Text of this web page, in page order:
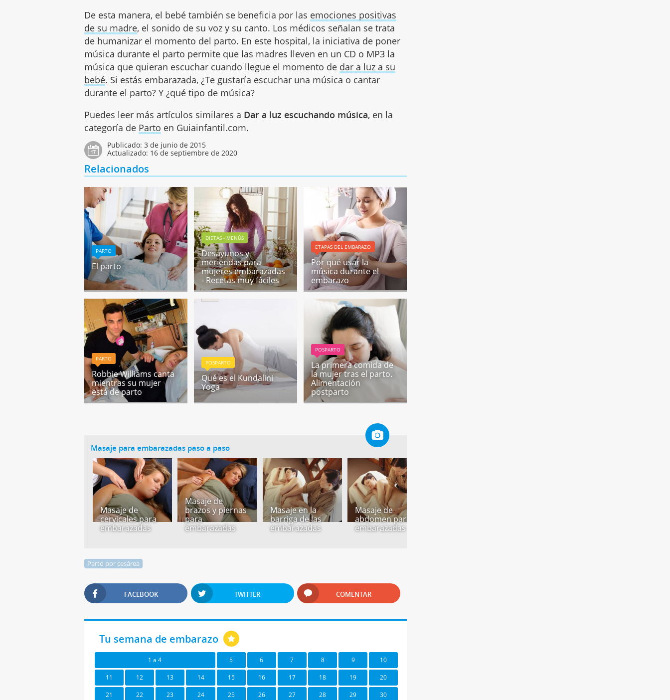
De esta manera, el bebé también se beneficia por las emociones positivas
de su madre, el sonido de su voz y su canto. Los médicos señalan se trata
de humanizar el momento del parto. En este hospital, la iniciativa de poner
música durante el parto permite que las madres lleven en un CD o MP3 la
música que quieran escuchar cuando llegue el momento de dar a luz a su
bebé. Si estás embarazada, ¿Te gustaría escuchar una música o cantar
durante el parto? Y ¿qué tipo de música?
Puedes leer más artículos similares a Dar a luz escuchando música, en la
categoría de Parto en Guiainfantil.com.
Publicado:3 de junio de 2015
Actualizado: 16 de septiembre de 2020
Relacionados
PARTO
El parto
DIETAS - MENÚS
Desayunos y
meriendas para
mujeres embarazadas
- Recetas muy fáciles
ETAPAS DEL EMBARAZO
Por qué usar la
música durante el
embarazo
PARTO
Robbie Williams canta
mientras su mujer
está de parto
POSPARTO
Qué es el Kundalini
Yoga
POSPARTO
La primera comida de
la mujer tras el parto.
Alimentación
postparto
Masaje para embarazadas paso a paso
Masaje de
cervicales para
embarazadas
Masaje de
brazos y piernas
para
embarazadas
Masaje en la
barriga de las
embarazadas
Masaje de
abdomen para
embarazadas
Parto por cesárea
FACEBOOK TWITTER COMENTAR
Tu semana de embarazo
1 a 4 5 6 7 8 9 10
11 12 13 14 15 16 17 18 19 20
21 22 23 24 25 26 27 28 29 30